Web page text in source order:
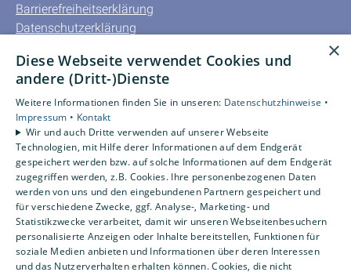
Barrierefreiheitserklärung
Datenschutzerklärung
Unsere Bereiche
Privatkunden
Gewerbekunden
Karriere
Unternehmen
Kontakt
Um externe HTML-Inhalte anzuzeigen, benötigen wir
Ihre Einwilligung.
Weitere Informationen finden Sie in unserer
×
Diese Webseite verwendet Cookies und
andere (Dritt-)Dienste
Weitere Informationen finden Sie in unseren: Datenschutzhinweise •
Impressum • Kontakt
Wir und auch Dritte verwenden auf unserer Webseite
Technologien, mit Hilfe derer Informationen auf dem Endgerät
gespeichert werden bzw. auf solche Informationen auf dem Endgerät
zugegriffen werden, z.B. Cookies. Ihre personenbezogenen Daten
werden von uns und den eingebundenen Partnern gespeichert und
für verschiedene Zwecke, ggf. Analyse-, Marketing- und
Statistikzwecke verarbeitet, damit wir unseren Webseitenbesuchern
personalisierte Anzeigen oder Inhalte bereitstellen, Funktionen für
soziale Medien anbieten und Informationen über deren Interessen
und das Nutzerverhalten erhalten können. Cookies, die nicht